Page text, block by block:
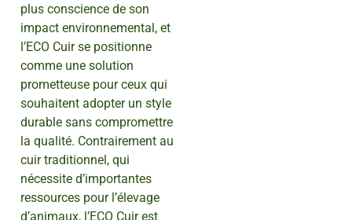
plus conscience de son
impact environnemental, et
l’ECO Cuir se positionne
comme une solution
prometteuse pour ceux qui
souhaitent adopter un style
durable sans compromettre
la qualité. Contrairement au
cuir traditionnel, qui
nécessite d’importantes
ressources pour l’élevage
d’animaux, l’ECO Cuir est